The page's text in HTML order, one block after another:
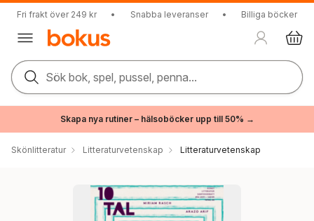
Fri frakt över 249 kr • Snabba leveranser • Billiga böcker
Sök bok, spel, pussel, penna...
Skapa nya rutiner – hälsoböcker upp till 50% →
Skönlitteratur Litteraturvetenskap Litteraturvetenskap